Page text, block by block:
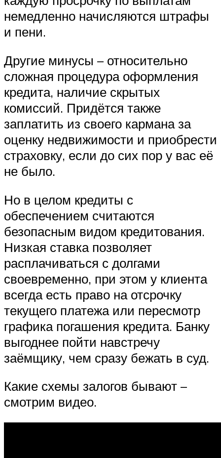
немедленно начисляются штрафы
и пени.
Другие минусы – относительно
сложная процедура оформления
кредита, наличие скрытых
комиссий. Придётся также
заплатить из своего кармана за
оценку недвижимости и приобрести
страховку, если до сих пор у вас её
не было.
Но в целом кредиты с
обеспечением считаются
безопасным видом кредитования.
Низкая ставка позволяет
расплачиваться с долгами
своевременно, при этом у клиента
всегда есть право на отсрочку
текущего платежа или пересмотр
графика погашения кредита. Банку
выгоднее пойти навстречу
заёмщику, чем сразу бежать в суд.
Какие схемы залогов бывают –
смотрим видео.